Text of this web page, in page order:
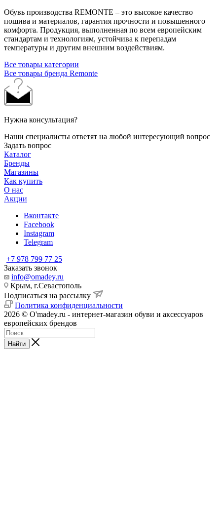
Обувь производства REMONTE – это высокое качество
пошива и материалов, гарантия прочности и повышенного
комфорта. Продукция, выполненная по всем европейским
стандартам и технологиям, устойчива к перепадам
температуры и другим внешним воздействиям.
Все товары категории
Все товары бренда Remonte
Нужна консультация?
Наши специалисты ответят на любой интересующий вопрос
Задать вопрос
Каталог
Бренды
Магазины
Как купить
О нас
Акции
Вконтакте
Facebook
Instagram
Telegram
+7 978 799 77 25
Заказать звонок
info@omadey.ru
Крым, г.Севастополь
Подписаться на рассылку
Политика конфиденциальности
2026 © O'madey.ru - интернет-магазин обуви и аксессуаров
европейских брендов
Найти